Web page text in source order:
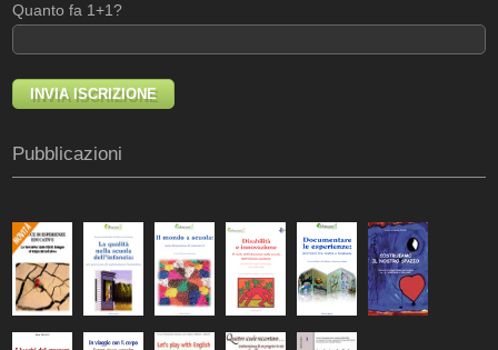
Quanto fa 1+1?
Pubblicazioni